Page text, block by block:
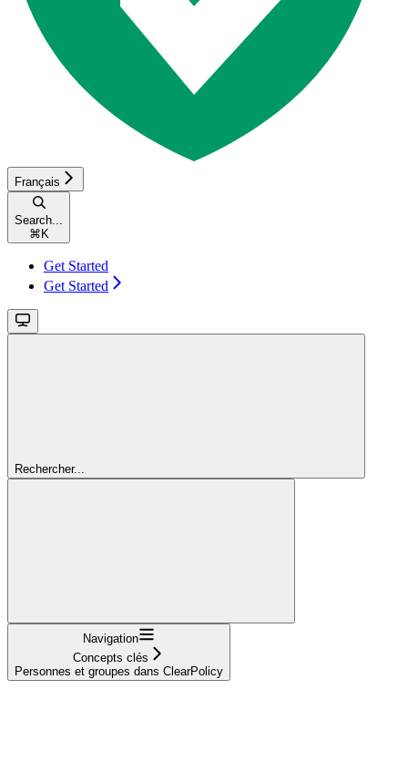
Français
Search...
⌘ K
Get Started
Get Started
Rechercher...
Navigation
Concepts clés
Personnes et groupes dans ClearPolicy